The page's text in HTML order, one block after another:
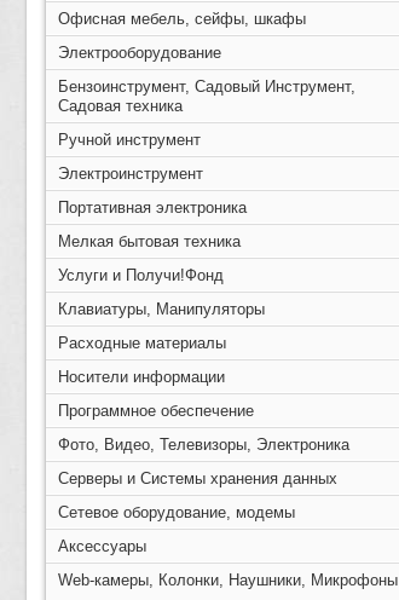
Офисная мебель, сейфы, шкафы
Электрооборудование
Бензоинструмент, Садовый Инструмент,
Садовая техника
Ручной инструмент
Электроинструмент
Портативная электроника
Мелкая бытовая техника
Услуги и Получи!Фонд
Клавиатуры, Манипуляторы
Расходные материалы
Носители информации
Программное обеспечение
Фото, Видео, Телевизоры, Электроника
Серверы и Системы хранения данных
Сетевое оборудование, модемы
Аксессуары
Web-камеры, Колонки, Наушники, Микрофоны